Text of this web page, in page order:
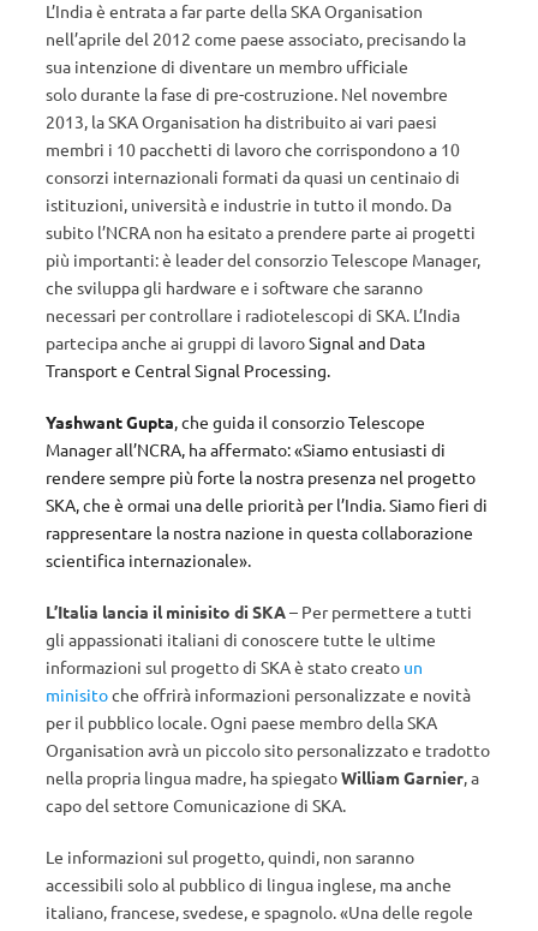
L’India è entrata a far parte della SKA Organisation
nell’aprile del 2012 come paese associato, precisando la
sua intenzione di diventare un membro ufficiale
solo durante la fase di pre-costruzione. Nel novembre
2013, la SKA Organisation ha distribuito ai vari paesi
membri i 10 pacchetti di lavoro che corrispondono a 10
consorzi internazionali formati da quasi un centinaio di
istituzioni, università e industrie in tutto il mondo. Da
subito l’NCRA non ha esitato a prendere parte ai progetti
più importanti: è leader del consorzio Telescope Manager,
che sviluppa gli hardware e i software che saranno
necessari per controllare i radiotelescopi di SKA. L’India
partecipa anche ai gruppi di lavoroSignal and Data
Transport e Central Signal Processing.
Yashwant Gupta, che guida il consorzio Telescope
Manager all’NCRA, ha affermato: «Siamo entusiasti di
rendere sempre più forte la nostra presenza nel progetto
SKA, che è ormai una delle priorità per l’India. Siamo fieri di
rappresentare la nostra nazione in questa collaborazione
scientifica internazionale».
L’Italia lancia il minisito di SKA– Per permettere a tutti
gli appassionati italiani di conoscere tutte le ultime
informazioni sul progetto di SKA è stato creato un
minisitoche offrirà informazioni personalizzate e novità
per il pubblico locale. Ogni paese membro della SKA
Organisation avrà un piccolo sito personalizzato e tradotto
nella propria lingua madre, ha spiegatoWilliam Garnier, a
capo del settore Comunicazione di SKA.
Le informazioni sul progetto, quindi, non saranno
accessibili solo al pubblico di lingua inglese, ma anche
italiano, francese, svedese, e spagnolo. «Una delle regole